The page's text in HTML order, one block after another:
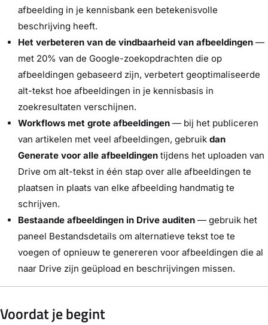
afbeelding in je kennisbank een betekenisvolle
beschrijving heeft.
Het verbeteren van de vindbaarheid van afbeeldingen —
met 20% van de Google-zoekopdrachten die op
afbeeldingen gebaseerd zijn, verbetert geoptimaliseerde
alt-tekst hoe afbeeldingen in je kennisbasis in
zoekresultaten verschijnen.
Workflows met grote afbeeldingen — bij het publiceren
van artikelen met veel afbeeldingen, gebruik dan
Generate voor alle afbeeldingen tijdens het uploaden van
Drive om alt-tekst in één stap over alle afbeeldingen te
plaatsen in plaats van elke afbeelding handmatig te
schrijven.
Bestaande afbeeldingen in Drive auditen — gebruik het
paneel Bestandsdetails om alternatieve tekst toe te
voegen of opnieuw te genereren voor afbeeldingen die al
naar Drive zijn geüpload en beschrijvingen missen.
Voordat je begint